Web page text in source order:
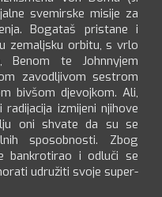
svemirske misije za
Bogataš pristane i
zemaljsku orbitu, s vrlo
Benom te Johnnyjem
zavodljivom sestrom
bivšom djevojkom. Ali,
izmijeni njihove
oni shvate da su se
sposobnosti. Zbog
bankrotirao i odluči se
udružiti svoje super-